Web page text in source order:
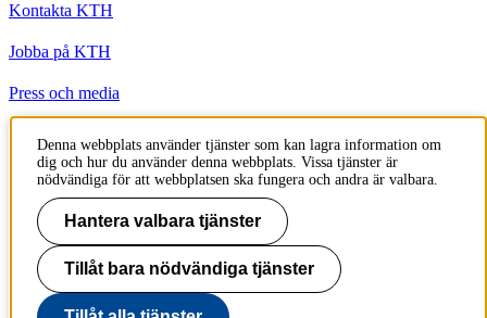
Kontakta KTH
Jobba på KTH
Press och media
Om KTH:s webbplatser
Tillgänglighetsredogörelse
Till sidans topp
Denna webbplats använder tjänster som kan lagra information om
dig och hur du använder denna webbplats. Vissa tjänster är
nödvändiga för att webbplatsen ska fungera och andra är valbara.
Hantera valbara tjänster
Tillåt bara nödvändiga tjänster